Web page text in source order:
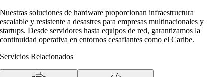
Nuestras soluciones de hardware proporcionan infraestructura
escalable y resistente a desastres para empresas multinacionales y
startups. Desde servidores hasta equipos de red, garantizamos la
continuidad operativa en entornos desafiantes como el Caribe.
Servicios Relacionados